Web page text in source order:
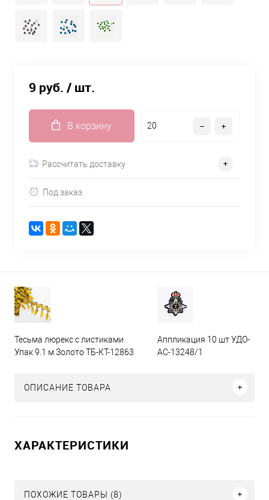
9 руб. / шт.
В корзину
Рассчитать доставку
Под заказ
Тесьма люрекс с листиками
Упак 9.1 м Золото ТБ-КТ-12863
Аппликация 10 шт УДО-
АС-13248/1
ОПИСАНИЕ ТОВАРА
ХАРАКТЕРИСТИКИ
ПОХОЖИЕ ТОВАРЫ (8)